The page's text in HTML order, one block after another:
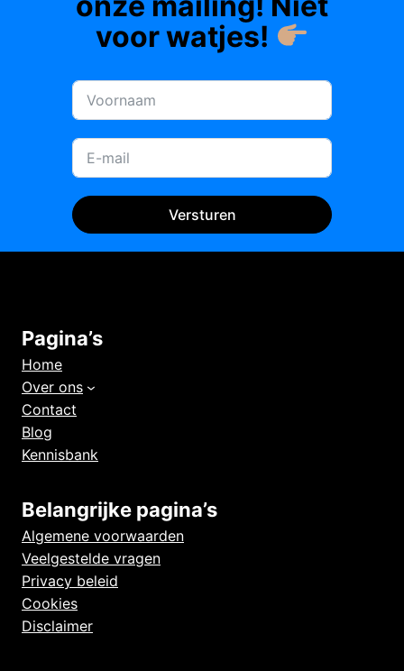
IN
DE
voor watjes!
Versturen
Pagina’s
Home
Over ons
Contact
Blog
Kennisbank
Belangrijke pagina’s
Algemene voorwaarden
Veelgestelde vragen
Privacy beleid
Cookies
Disclaimer